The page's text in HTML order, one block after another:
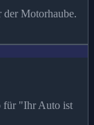
der Motorhaube.
für "Ihr Auto ist